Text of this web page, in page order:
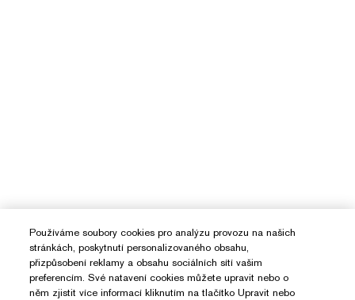
Používáme soubory cookies pro analýzu provozu na našich
stránkách, poskytnutí personalizovaného obsahu,
přizpůsobení reklamy a obsahu sociálních sítí vašim
preferencím. Své natavení cookies můžete upravit nebo o
něm zjistit více informací kliknutím na tlačítko Upravit nebo